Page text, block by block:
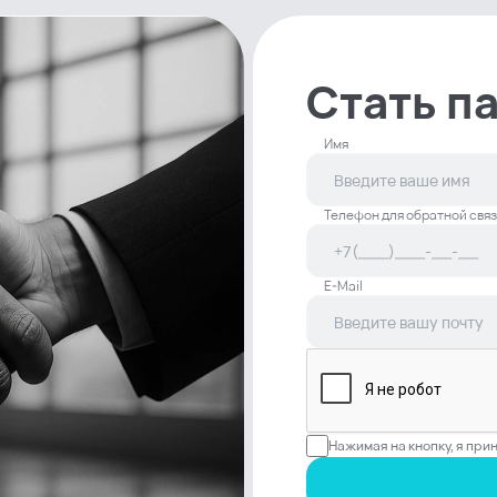
Стать
Имя
Телефон для обратной
E-Mail
Нажимая на кнопку, я